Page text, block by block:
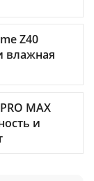
Z40
влажная
MAX
и